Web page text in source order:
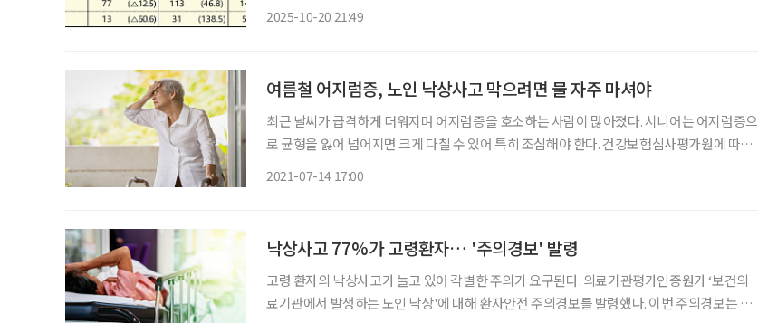
2025-10-20 21:49
여름철 어지럼증, 노인 낙상사고 막으려면 물 자주 마셔야
최근 날씨가 급격하게 더워지며 어지럼증을 호소하는 사람이 많아졌다. 시니어는 어지럼증으
로 균형을 잃어 넘어지면 크게 다칠 수 있어 특히 조심해야 한다. 건강보험심사평가원에 따르
2021-07-14 17:00
낙상사고 77%가 고령환자… '주의경보' 발령
고령 환자의 낙상사고가 늘고 있어 각별한 주의가 요구된다. 의료기관평가인증원가 ‘보건의
료기관에서 발생하는 노인 낙상'에 대해 환자안전 주의경보를 발령했다. 이번 주의경보는 낙